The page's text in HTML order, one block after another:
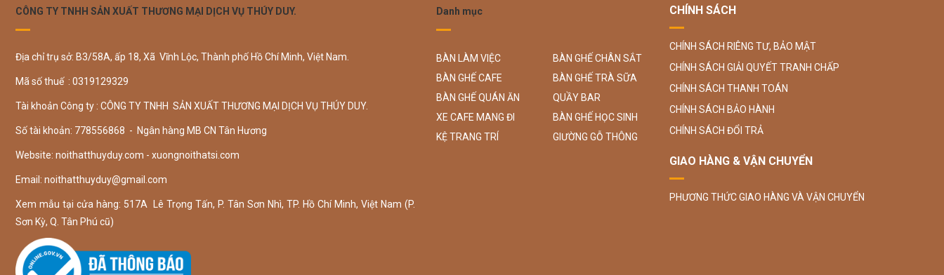
CÔNG TY TNHH SẢN XUẤT THƯƠNG MẠI DỊCH VỤ THÚY DUY.
Địa chỉ trụ sở: B3/58A, ấp 18, Xã Vĩnh Lộc, Thành phố Hồ Chí Minh, Việt Nam.
Mã số thuế : 0319129329
Tài khoản Công ty : CÔNG TY TNHH SẢN XUẤT THƯƠNG MẠI DỊCH VỤ THÚY DUY.
Số tài khoản: 778556868 - Ngân hàng MB CN Tân Hương
Website: noithatthuyduy.com - xuongnoithatsi.com
Email: noithatthuyduy@gmail.com
Xem mẫu tại cửa hàng: 517A Lê Trọng Tấn, P. Tân Sơn Nhì, TP. Hồ Chí Minh, Việt Nam (P.
Sơn Kỳ, Q. Tân Phú cũ)
Danh mục
BÀN LÀM VIỆC
BÀN GHẾ CHÂN SẮT
BÀN GHẾ CAFE
BÀN GHẾ TRÀ SỮA
BÀN GHẾ QUÁN ĂN
QUẦY BAR
XE CAFE MANG ĐI
BÀN GHẾ HỌC SINH
KỆ TRANG TRÍ
GIƯỜNG GỖ THÔNG
CHÍNH SÁCH
CHÍNH SÁCH RIÊNG TƯ, BẢO MẬT
CHÍNH SÁCH GIẢI QUYẾT TRANH CHẤP
CHÍNH SÁCH THANH TOÁN
CHÍNH SÁCH BẢO HÀNH
CHÍNH SÁCH ĐỔI TRẢ
GIAO HÀNG & VẬN CHUYỂN
PHƯƠNG THỨC GIAO HÀNG VÀ VẬN CHUYỂN